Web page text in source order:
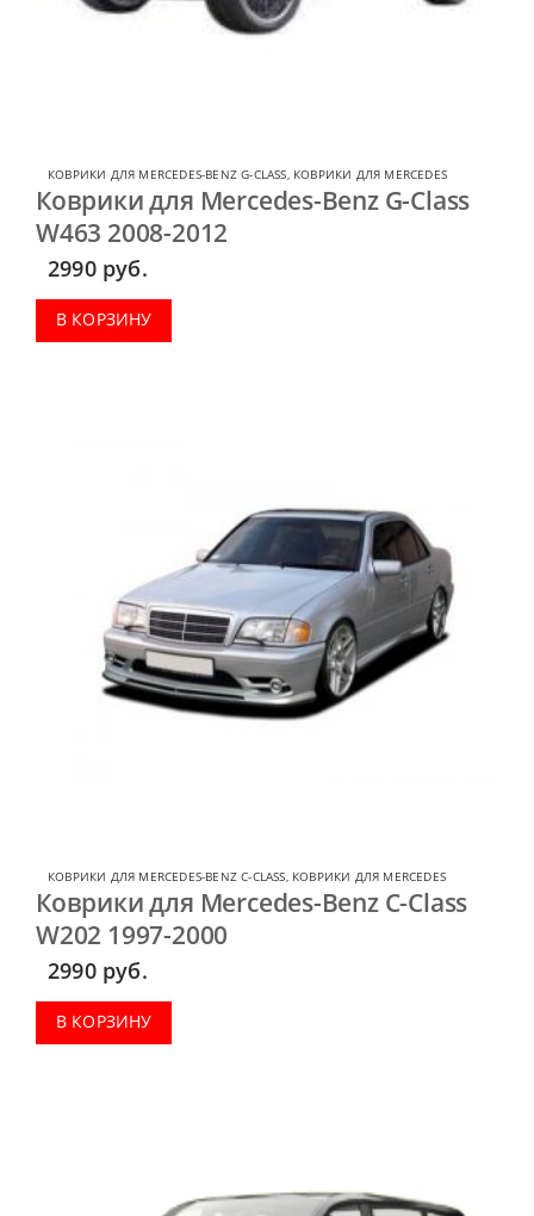
КОВРИКИ ДЛЯ MERCEDES-BENZ G-CLASS, КОВРИКИ ДЛЯ MERCEDES
Коврики для Mercedes-Benz G-Class
W463 2008-2012
2990 руб.
В КОРЗИНУ
КОВРИКИ ДЛЯ MERCEDES-BENZ C-CLASS, КОВРИКИ ДЛЯ MERCEDES
Коврики для Mercedes-Benz C-Class
W202 1997-2000
2990 руб.
В КОРЗИНУ